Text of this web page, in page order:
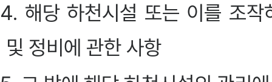
4. 해당 하천시설 또는 이를 조작
및 정비에 관한 사항